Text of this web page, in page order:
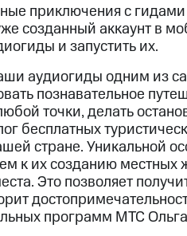
приключения с
созданный аккаунт в
и запустить их.
аудиогиды одним из
познавательное
точки, делать
бесплатных
стране. Уникальной
к их созданию местных
Это позволяет
программ МТС